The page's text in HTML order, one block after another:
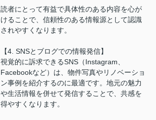
読者にとって有益で具体性のある内容を心が
けることで、信頼性のある情報源として認識
されやすくなります。
【4. SNSとブログでの情報発信】
視覚的に訴求できるSNS（Instagram、
Facebookなど）は、物件写真やリノベーショ
ン事例を紹介するのに最適です。地元の魅力
や生活情報を併せて発信することで、共感を
得やすくなります。